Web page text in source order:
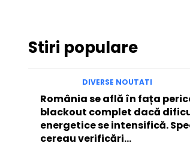
Stiri populare
DIVERSE NOUTATI
România se află în fața
blackout complet dacă
energetice se intensifică.
cereau verificări…